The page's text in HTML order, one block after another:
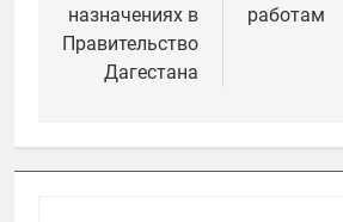
назначениях в
Правительство
Дагестана
работам